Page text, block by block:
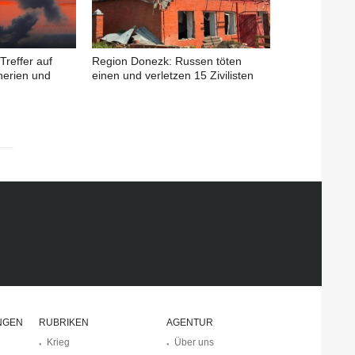
auf
und
Region Donezk: Russen töten
einen und verletzen 15 Zivilisten
RUBRIKEN
Krieg
AGENTUR
Über uns